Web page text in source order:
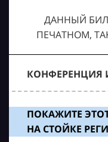
ДАННЫЙ
ПЕЧАТНОМ,
КОНФЕРЕНЦИЯ
ПОКАЖИТЕ
НА СТОЙКЕ